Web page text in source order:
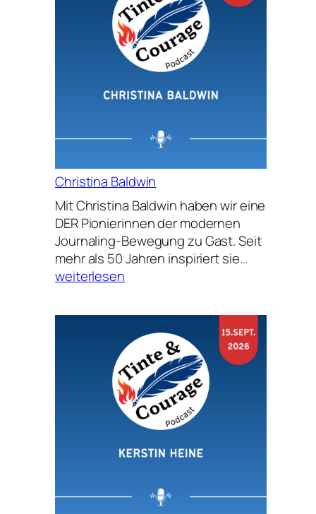
Christina Baldwin
Mit Christina Baldwin haben wir eine
DER Pionierinnen der modernen
Journaling-Bewegung zu Gast. Seit
mehr als 50 Jahren inspiriert sie…
weiterlesen